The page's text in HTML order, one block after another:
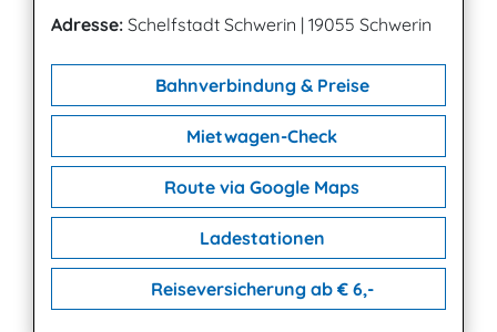
Adresse: Schelfstadt Schwerin | 19055 Schwerin
Bahnverbindung & Preise
Mietwagen-Check
Route via Google Maps
Ladestationen
Reiseversicherung ab € 6,-